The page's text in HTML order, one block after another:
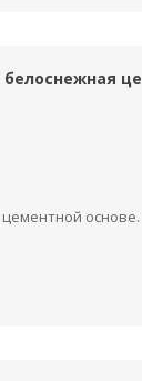
основе.